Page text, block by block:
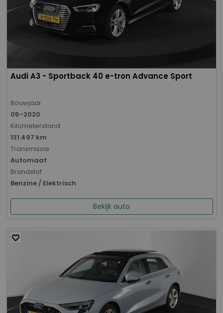
Audi A3 - Sportback 40 e-tron Advance Sport
Bouwjaar
05-2020
Kilometerstand
131.497 km
Transmissie
Automaat
Brandstof
Benzine / Elektrisch
Bekijk auto